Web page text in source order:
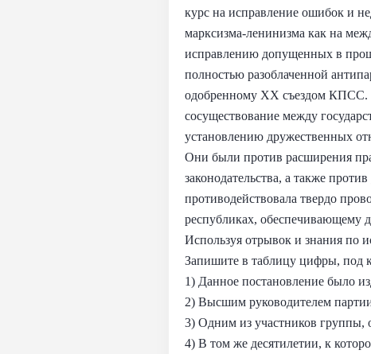
курс на исправление ошибок и
марксизма-ленинизма как на
исправлению допущенных в
полностью разоблаченной
одобренному ХХ съездом КПСС.
сосуществование между
установлению дружественных
Они были против расширения
законодательства, а также
противодействовала твердо
республиках, обеспечивающему
Используя отрывок и знания по
Запишите в таблицу цифры, под
1) Данное постановление было
2) Высшим руководителем
3) Одним из участников
4) В том же десятилетии, к